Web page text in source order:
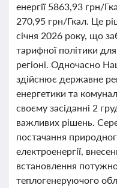
енергії 5863,93 грн/
270,95 грн/Гкал. Це
січня 2026 року, що
тарифної політики
регіоні. Одночасно
здійснює державне
енергетики та
своєму засіданні 2
важливих рішень.
постачання
електроенергії,
встановлення
теплогенеруючого